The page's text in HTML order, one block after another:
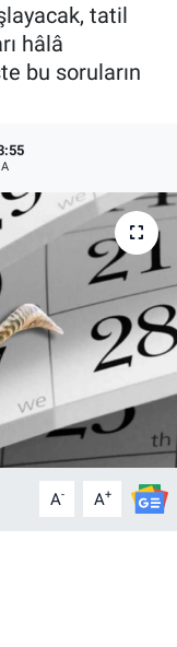
tatil
hâlâ
bu soruların
A- A+